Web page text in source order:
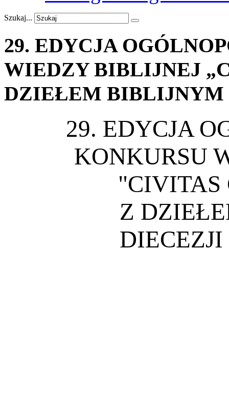
Szukaj...
29. EDYCJA
WIEDZY BIBLIJNEJ
DZIEŁEM BIBLIJNYM
29. EDYCJA
KONKURSU
"CIVITAS
Z
DIECEZJI